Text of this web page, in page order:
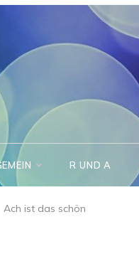
R UND A
Ach ist das schön